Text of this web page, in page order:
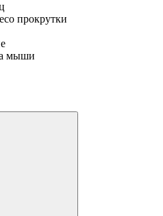
прокрутки
мыши